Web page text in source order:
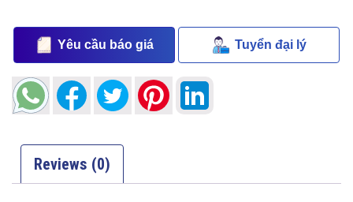
Yêu cầu báo giá Tuyển đại lý
Reviews (0)